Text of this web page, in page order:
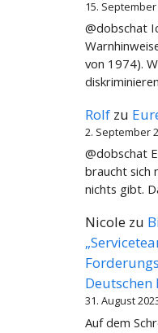
15. September
@dobschat
von 1974).
Rolf zu
2. September
@dobschat
braucht sich
nichts gibt.
Nicole zu
Deutschen
31. August
Auf dem